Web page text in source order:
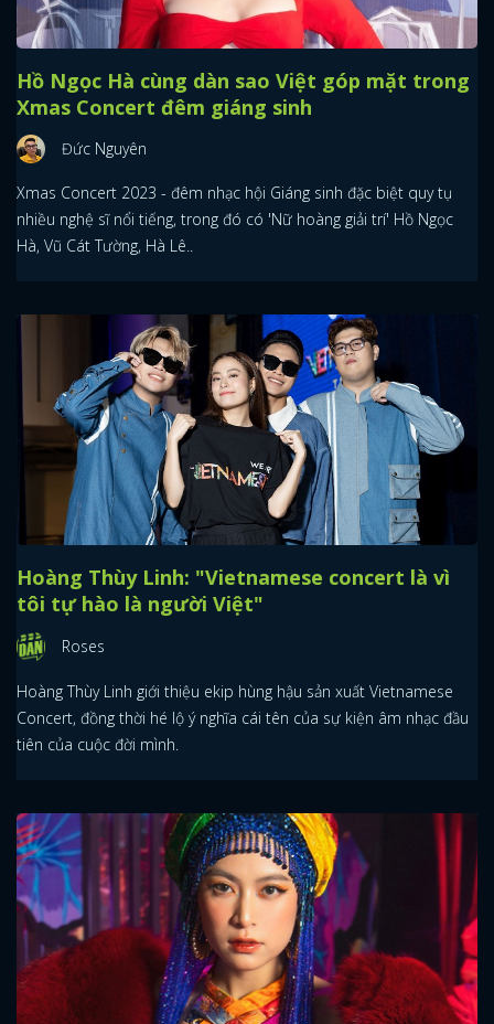
Hồ Ngọc Hà cùng dàn sao Việt góp mặt trong
Xmas Concert đêm giáng sinh
Đức Nguyên
Xmas Concert 2023 - đêm nhạc hội Giáng sinh đặc biệt quy tụ
nhiều nghệ sĩ nổi tiếng, trong đó có 'Nữ hoàng giải trí' Hồ Ngọc
Hà, Vũ Cát Tường, Hà Lê..
Hoàng Thùy Linh: "Vietnamese concert là vì
tôi tự hào là người Việt"
Roses
Hoàng Thùy Linh giới thiệu ekip hùng hậu sản xuất Vietnamese
Concert, đồng thời hé lộ ý nghĩa cái tên của sự kiện âm nhạc đầu
tiên của cuộc đời mình.